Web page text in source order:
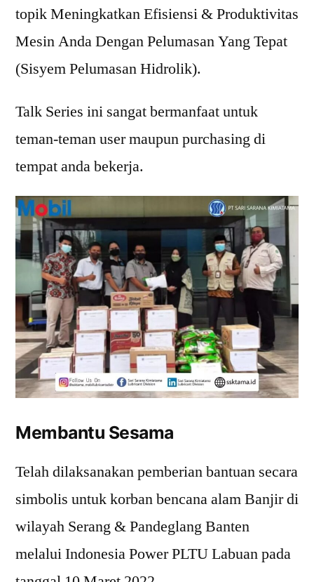
topik Meningkatkan Efisiensi & Produktivitas
Mesin Anda Dengan Pelumasan Yang Tepat
(Sisyem Pelumasan Hidrolik).
Talk Series ini sangat bermanfaat untuk
teman-teman user maupun purchasing di
tempat anda bekerja.
Membantu Sesama
Telah dilaksanakan pemberian bantuan secara
simbolis untuk korban bencana alam Banjir di
wilayah Serang & Pandeglang Banten
melalui Indonesia Power PLTU Labuan pada